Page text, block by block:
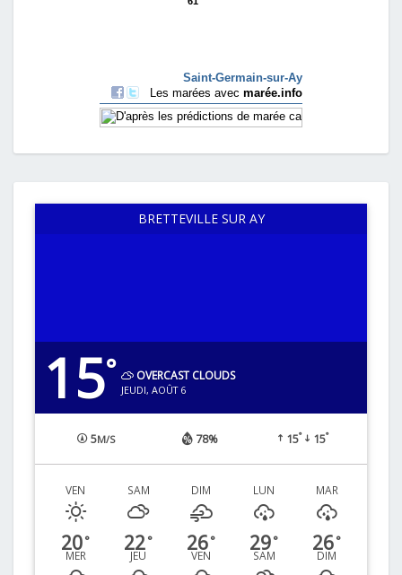
BRETTEVILLE SUR AY
15° OVERCAST CLOUDS
JEUDI, AOÛT 6
5M/S 78% 15° 15°
VEN
20°
SAM
22°
DIM
26°
LUN
29°
MAR
26°
MER JEU VEN SAM DIM